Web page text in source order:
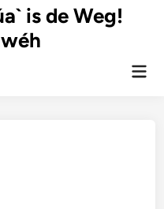
is de Weg!